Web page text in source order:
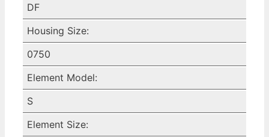
FILTER
SUPERPLUS,
BSP,
ECONOMIZER,
UFM-
D
DF
Housing Size:
0750
Element Model:
S
Element Size: